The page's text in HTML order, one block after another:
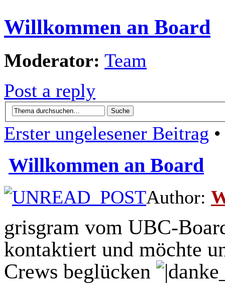
Willkommen an Board
Moderator: Team
Post a reply
Erster ungelesener Beitrag
Willkommen an Board
Author:
grisgram vom UBC-
kontaktiert und möchte
Crews beglücken